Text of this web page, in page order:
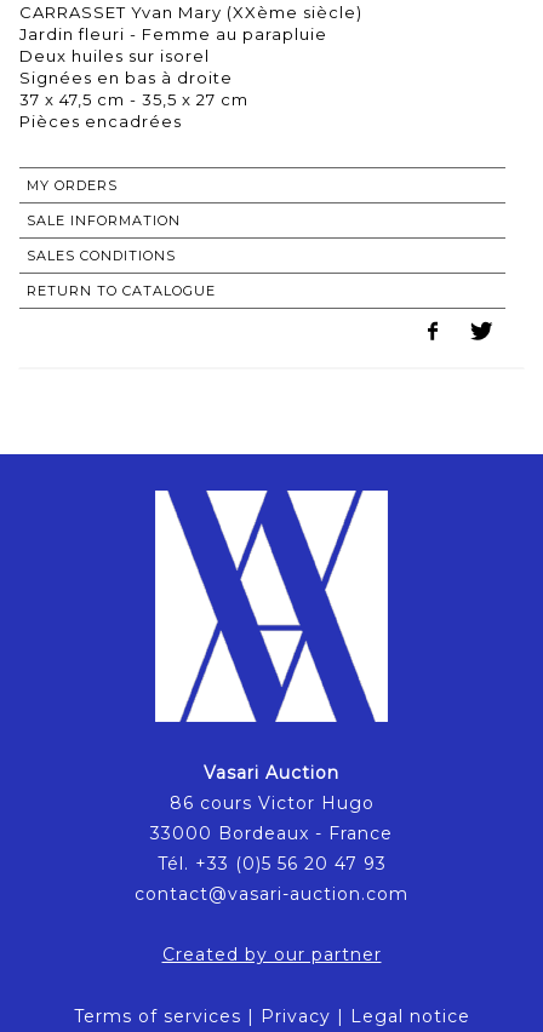
CARRASSET Yvan Mary (XXème siècle)
Jardin fleuri - Femme au parapluie
Deux huiles sur isorel
Signées en bas à droite
37 x 47,5 cm - 35,5 x 27 cm
Pièces encadrées
MY ORDERS
SALE INFORMATION
SALES CONDITIONS
RETURN TO CATALOGUE
Vasari Auction
86 cours Victor Hugo
33000 Bordeaux - France
Tél. +33 (0)5 56 20 47 93
contact@vasari-auction.com
Created by our partner
Terms of services | Privacy | Legal notice